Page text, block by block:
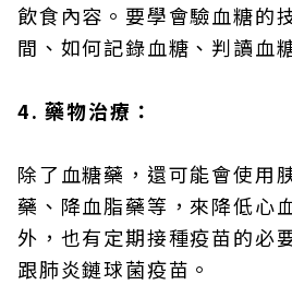
飲食內容。要學會驗血糖的
間、如何記錄血糖、判讀血
4. 藥物治療：
除了血糖藥，還可能會使用
藥、降血脂藥等，來降低心
外，也有定期接種疫苗的必
跟肺炎鏈球菌疫苗。